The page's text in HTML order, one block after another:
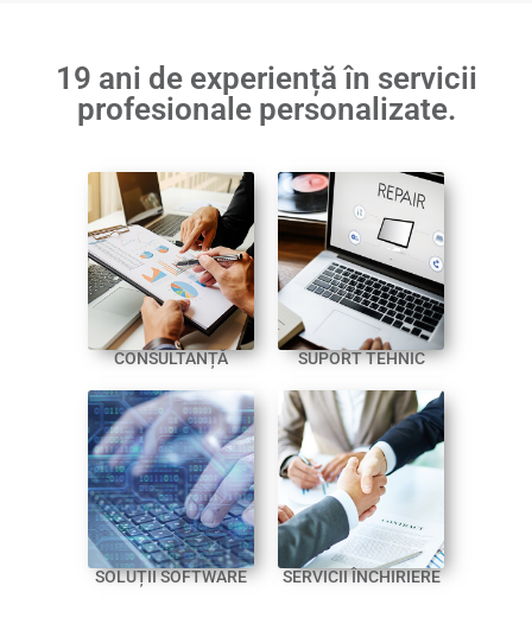
19 ani de experiență în servicii
profesionale personalizate.
CONSULTANȚĂ SUPORT TEHNIC
SOLUȚII SOFTWARE SERVICII ÎNCHIRIERE